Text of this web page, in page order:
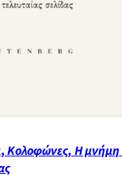
Κολοφώνες, Η μνήμη